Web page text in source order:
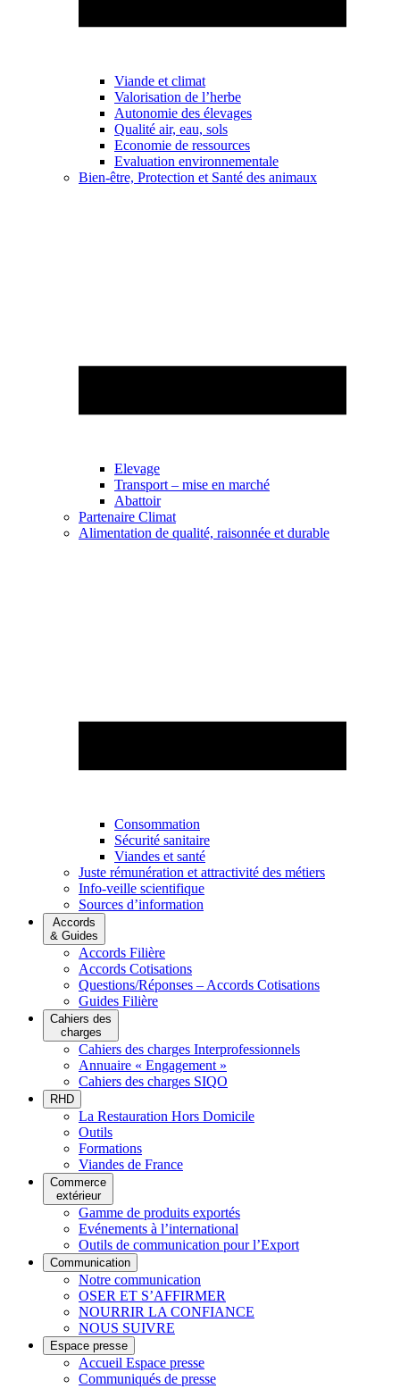
Viande et climat
Valorisation de l’herbe
Autonomie des élevages
Qualité air, eau, sols
Economie de ressources
Evaluation environnementale
Bien-être, Protection et Santé des animaux
Elevage
Transport – mise en marché
Abattoir
Partenaire Climat
Alimentation de qualité, raisonnée et durable
Consommation
Sécurité sanitaire
Viandes et santé
Juste rémunération et attractivité des métiers
Info-veille scientifique
Sources d’information
Accords
& Guides
Accords Filière
Accords Cotisations
Questions/Réponses – Accords Cotisations
Guides Filière
Cahiers des
charges
Cahiers des charges Interprofessionnels
Annuaire « Engagement »
Cahiers des charges SIQO
RHD
La Restauration Hors Domicile
Outils
Formations
Viandes de France
Commerce
extérieur
Gamme de produits exportés
Evénements à l’international
Outils de communication pour l’Export
Communication
Notre communication
OSER ET S’AFFIRMER
NOURRIR LA CONFIANCE
NOUS SUIVRE
Espace presse
Accueil Espace presse
Communiqués de presse